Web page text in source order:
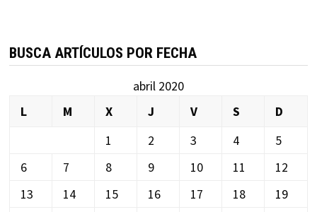
BUSCA ARTÍCULOS POR FECHA
abril 2020
L
M X J V S
D
1
2 3 4
5
6
7 8 9 10 11
12
13
14 15 16 17 18 19